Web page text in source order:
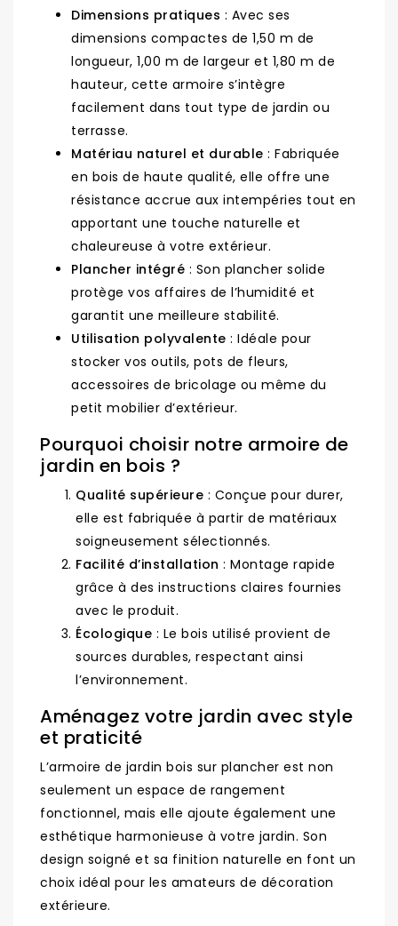
Dimensions pratiques : Avec ses
dimensions compactes de 1,50 m de
longueur, 1,00 m de largeur et 1,80 m de
hauteur, cette armoire s’intègre
facilement dans tout type de jardin ou
terrasse.
Matériau naturel et durable : Fabriquée
en bois de haute qualité, elle offre une
résistance accrue aux intempéries tout en
apportant une touche naturelle et
chaleureuse à votre extérieur.
Plancher intégré : Son plancher solide
protège vos affaires de l’humidité et
garantit une meilleure stabilité.
Utilisation polyvalente : Idéale pour
stocker vos outils, pots de fleurs,
accessoires de bricolage ou même du
petit mobilier d’extérieur.
Pourquoi choisir notre armoire de
jardin en bois ?
Qualité supérieure : Conçue pour durer,
elle est fabriquée à partir de matériaux
soigneusement sélectionnés.
Facilité d’installation : Montage rapide
grâce à des instructions claires fournies
avec le produit.
Écologique : Le bois utilisé provient de
sources durables, respectant ainsi
l’environnement.
Aménagez votre jardin avec style
et praticité
L’armoire de jardin bois sur plancher est non
seulement un espace de rangement
fonctionnel, mais elle ajoute également une
esthétique harmonieuse à votre jardin. Son
design soigné et sa finition naturelle en font un
choix idéal pour les amateurs de décoration
extérieure.